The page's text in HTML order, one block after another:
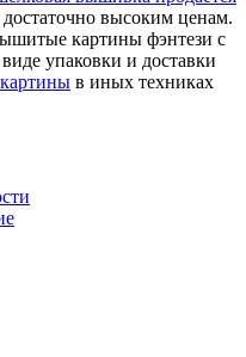
высоким ценам.
картины фэнтези с
упаковки и доставки
в иных техниках